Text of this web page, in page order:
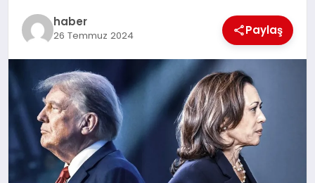
haber
26 Temmuz 2024 Paylaş